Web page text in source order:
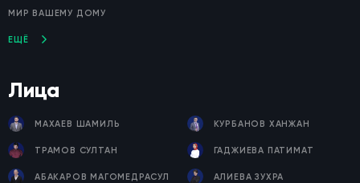
МИР ВАШЕМУ ДОМУ
ЕЩЁ
Лица
МАХАЕВ ШАМИЛЬ КУРБАНОВ ХАНЖАН
ТРАМОВ СУЛТАН ГАДЖИЕВА ПАТИМАТ
АБАКАРОВ МАГОМЕДРАСУЛ АЛИЕВА ЗУХРА